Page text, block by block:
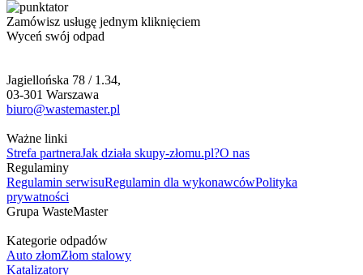
Zamówisz usługę jednym kliknięciem
Wyceń swój odpad
Jagiellońska 78 / 1.34,
03-301 Warszawa
biuro@wastemaster.pl
Ważne linki
Strefa partneraJak działa skupy-złomu.pl?O nas
Regulaminy
Regulamin serwisuRegulamin dla wykonawcówPolityka
prywatności
Grupa WasteMaster
Kategorie odpadów
Auto złomZłom stalowy
Katalizatory